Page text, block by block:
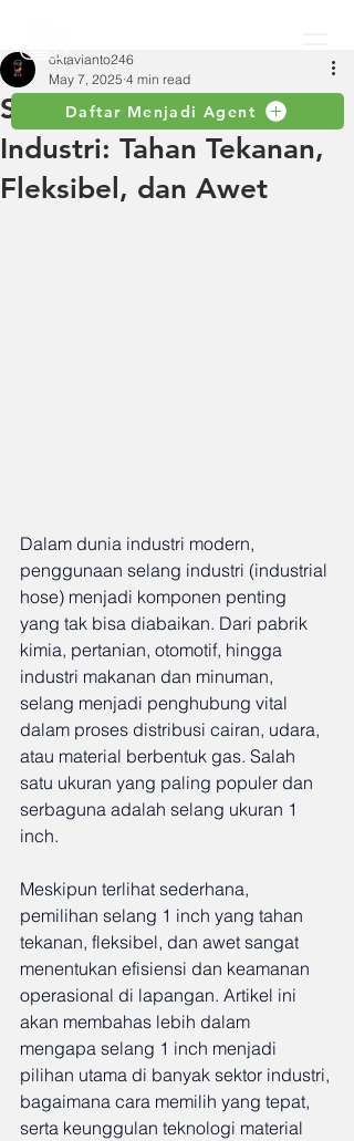
Daftar Menjadi Agent
Selang 1 Inch untuk
Industri: Tahan Tekanan,
Fleksibel, dan Awet
oktavianto246
May 7, 2025 4 min read
Dalam dunia industri modern,
penggunaan selang industri (industrial
hose) menjadi komponen penting
yang tak bisa diabaikan. Dari pabrik
kimia, pertanian, otomotif, hingga
industri makanan dan minuman,
selang menjadi penghubung vital
dalam proses distribusi cairan, udara,
atau material berbentuk gas. Salah
satu ukuran yang paling populer dan
serbaguna adalah selang ukuran 1
inch.
Meskipun terlihat sederhana,
pemilihan selang 1 inch yang tahan
tekanan, fleksibel, dan awet sangat
menentukan efisiensi dan keamanan
operasional di lapangan. Artikel ini
akan membahas lebih dalam
mengapa selang 1 inch menjadi
pilihan utama di banyak sektor industri,
bagaimana cara memilih yang tepat,
serta keunggulan teknologi material